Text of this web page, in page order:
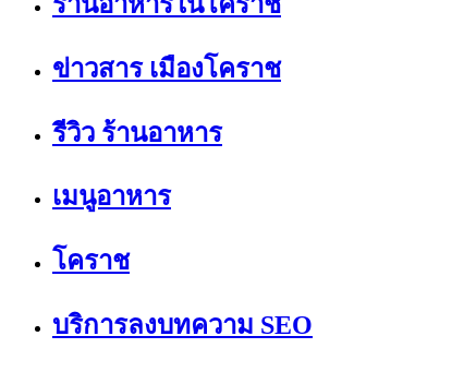
ข่าวสาร เมืองโคราช
รีวิว ร้านอาหาร
เมนูอาหาร
โคราช
บริการลงบทความ SEO